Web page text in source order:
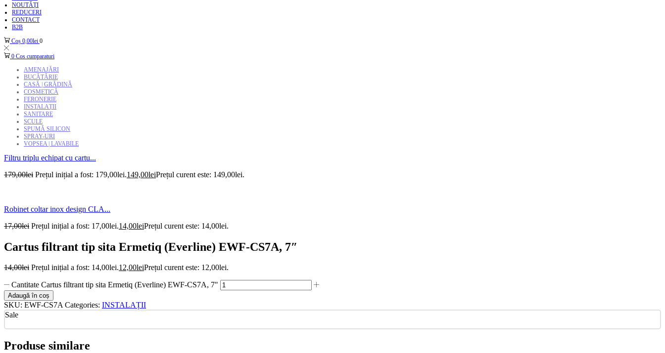
NOUTĂȚI
REDUCERI
CONTACT
B2B
Coș 0,00lei 0
0 Cos cumparaturi
AMENAJĂRI
BUCĂTĂRIE
CASĂ | GRĂDINĂ
COSMETICĂ
FERONERIE
INSTALAȚII
SANITARE
SCULE
SPUMĂ SILICON
SPRAY-URI
VOPSEA | LAVABILE
Filtru triplu echipat cu cartu...
179,00lei Prețul inițial a fost: 179,00lei.149,00leiPrețul curent este: 149,00lei.
Robinet coltar inox design CLA...
17,00lei Prețul inițial a fost: 17,00lei.14,00leiPrețul curent este: 14,00lei.
Cartus filtrant tip sita Ermetiq (Everline) EWF-CS7A, 7″
14,00lei Prețul inițial a fost: 14,00lei.12,00leiPrețul curent este: 12,00lei.
Cantitate Cartus filtrant tip sita Ermetiq (Everline) EWF-CS7A, 7"
Adaugă în coș
SKU: EWF-CS7ACategories: INSTALAȚII
Sale
Produse similare